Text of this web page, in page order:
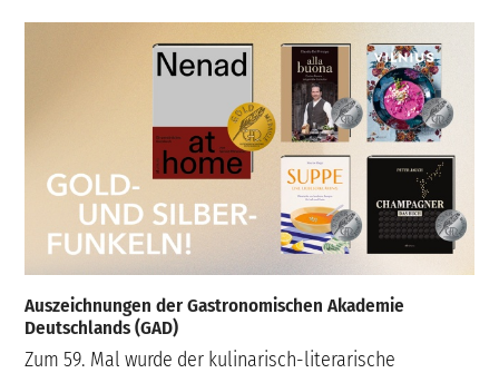
Auszeichnungen der Gastronomischen Akademie
Deutschlands (GAD)
Zum 59. Mal wurde der kulinarisch-literarische